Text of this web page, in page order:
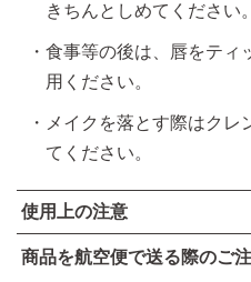
きちんとしめてください。
食事等の後は、唇をティ
用ください。
メイクを落とす際はクレ
てください。
使用上の注意
唇に合わない時、また、傷、
商品を航空便で送る際のご